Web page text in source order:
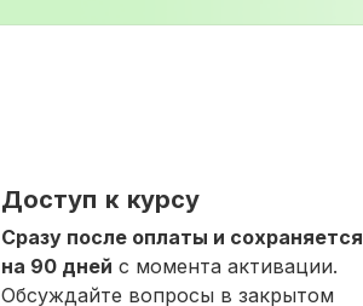
Доступ к курсу
Сразу после оплаты и сохраняется
на 90 дней с момента активации.
Обсуждайте вопросы в закрытом